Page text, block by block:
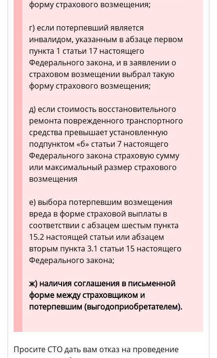
форму страхового возмещения;
г) если потерпевший является
инвалидом, указанным в абзаце первом
пункта 1 статьи 17 настоящего
Федерального закона, и в заявлении о
страховом возмещении выбрал такую
форму страхового возмещения;
д) если стоимость восстановительного
ремонта поврежденного транспортного
средства превышает установленную
подпунктом «б» статьи 7 настоящего
Федерального закона страховую сумму
или максимальный размер страхового
возмещения
е) выбора потерпевшим возмещения
вреда в форме страховой выплаты в
соответствии с абзацем шестым пункта
15.2 настоящей статьи или абзацем
вторым пункта 3.1 статьи 15 настоящего
Федерального закона;
ж) наличия соглашения в письменной
форме между страховщиком и
потерпевшим (выгодоприобретателем).
Просите СТО дать вам отказ на проведение